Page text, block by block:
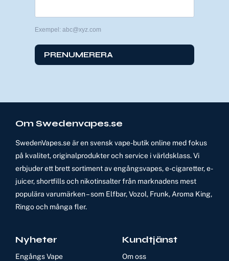
Exempel: abc@xyz.com
PRENUMERERA
Om Swedenvapes.se
SwedenVapes.se är en svensk vape-butik online med fokus
på kvalitet, originalprodukter och service i världsklass. Vi
erbjuder ett brett sortiment av engångsvapes, e-cigaretter, e-
juicer, shortfills och nikotinsalter från marknadens mest
populära varumärken – som Elfbar, Vozol, Frunk, Aroma King,
Ringo och många fler.
Nyheter
Engångs Vape
Kundtjänst
Om oss